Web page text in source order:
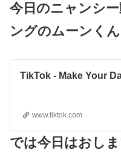
今日のニャンシ
ングのムーンくん
TikTok - Make Your
www.tiktok.com
では今日はおしま